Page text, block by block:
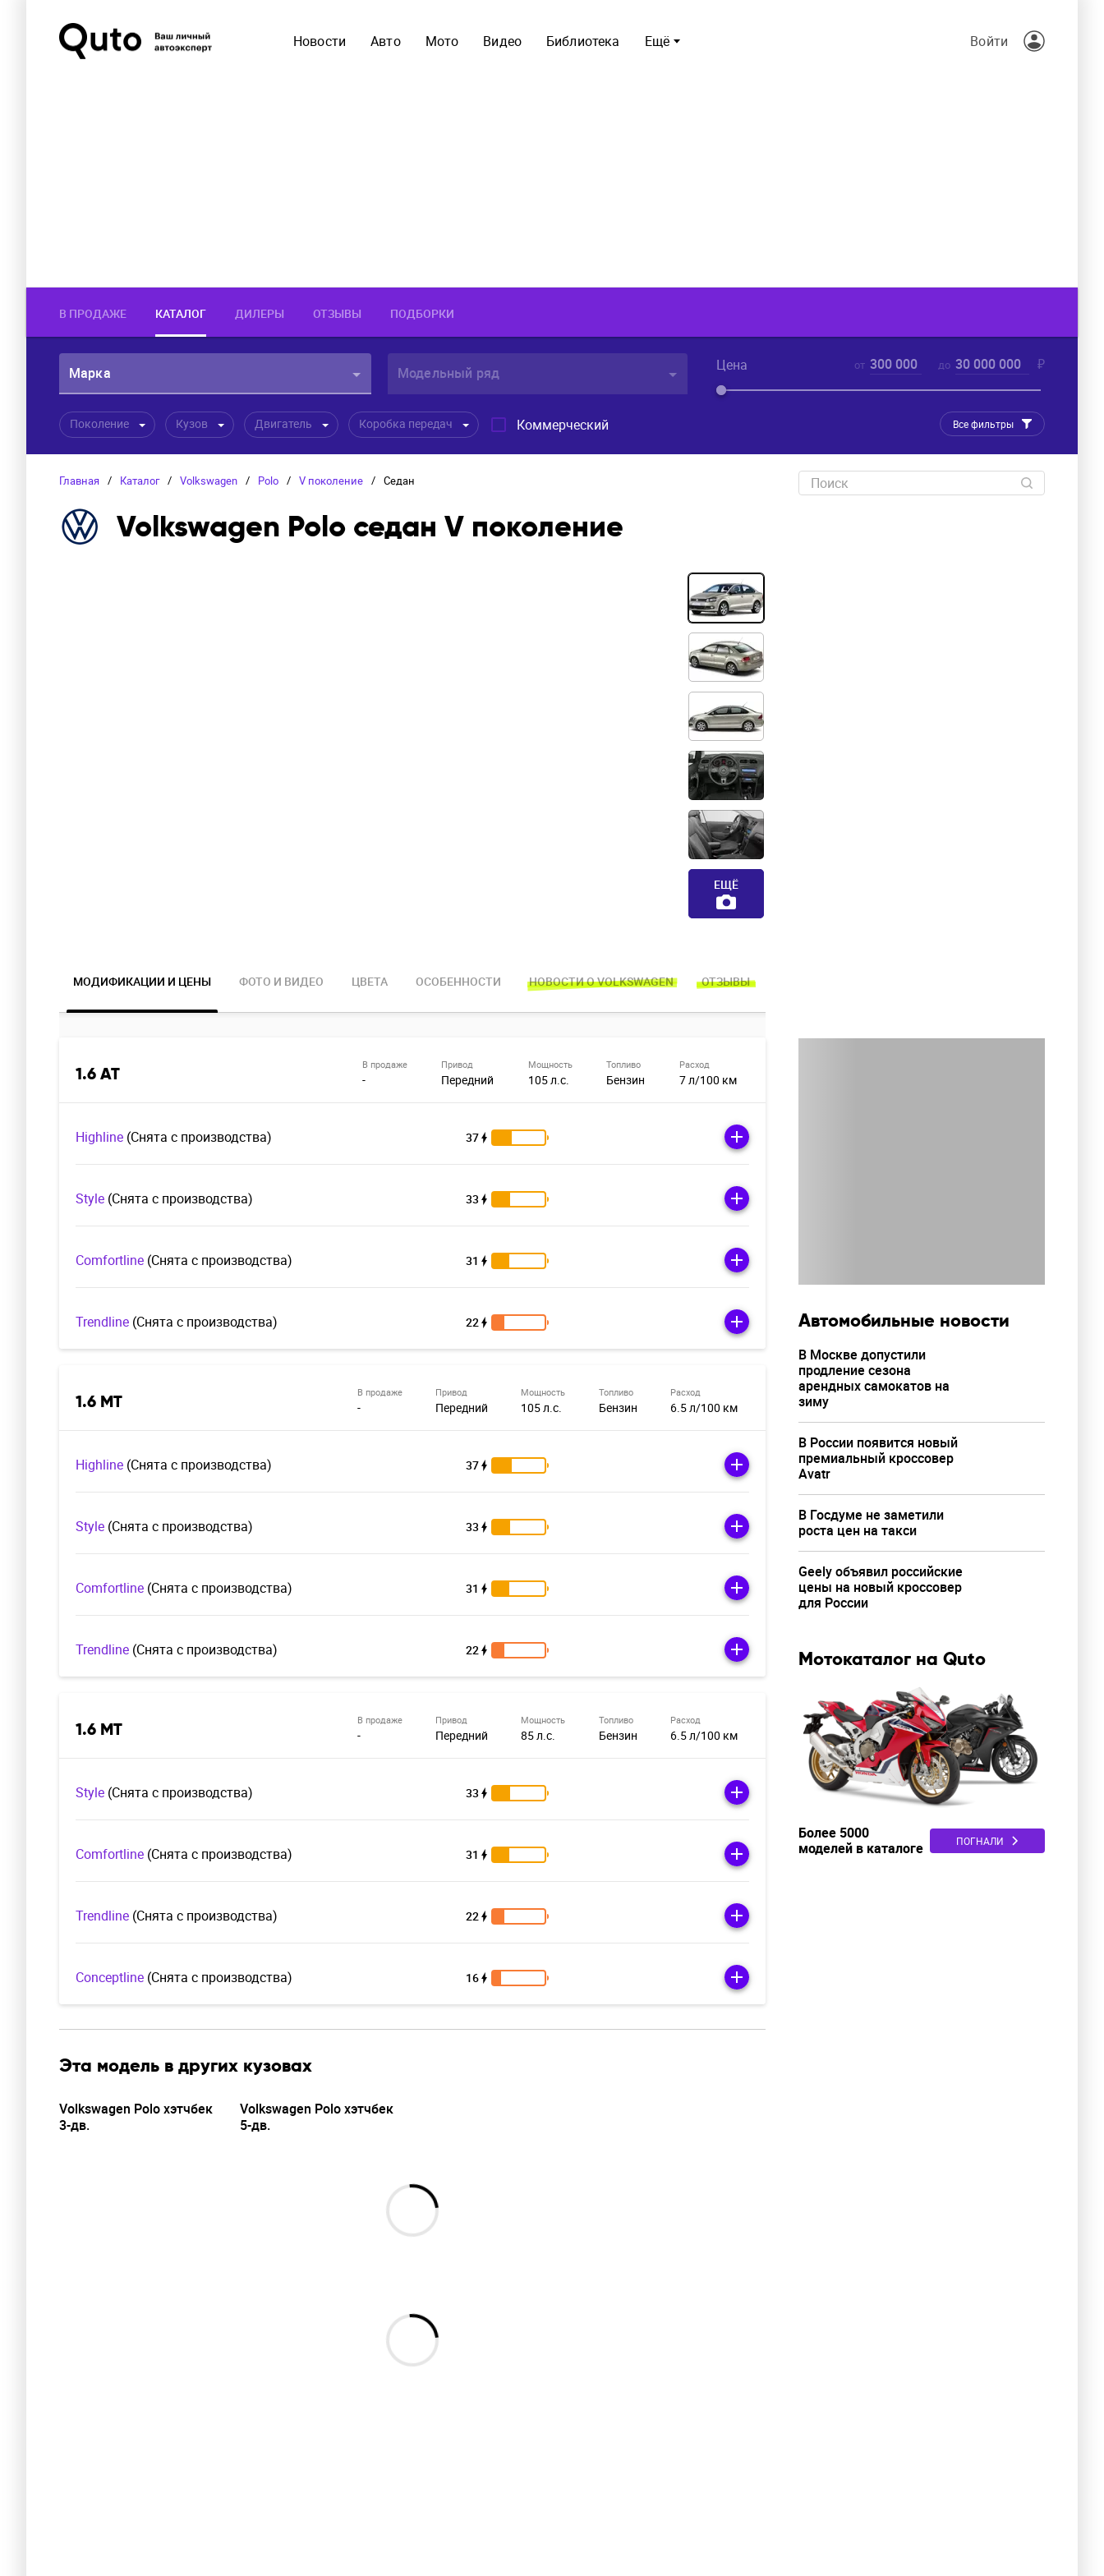
Ещё
Новости Авто Мото Видео Библиотека Войти
В ПРОДАЖЕ КАТАЛОГ ДИЛЕРЫ ОТЗЫВЫ ПОДБОРКИ
Марка Модельный ряд Цена от 300 000 до 30 000 000 ₽
Поколение Кузов Двигатель Коробка передач Коммерческий Все фильтры
Главная / Каталог / Volkswagen / Polo / V поколение / Седан
Volkswagen Polo седан V поколение
ЕЩЁ
МОДИФИКАЦИИ И ЦЕНЫ ФОТО И ВИДЕО ЦВЕТА ОСОБЕННОСТИ НОВОСТИ О VOLKSWAGEN ОТЗЫВЫ
1.6 AT В продаже
-
Привод
Передний
Мощность
105 л.с.
Топливо
Бензин
Расход
7 л/100 км
Highline (Cнята с производства) 37
Style (Cнята с производства) 33
Comfortline (Cнята с производства) 31
Trendline (Cнята с производства) 22
1.6 MT В продаже
-
Привод
Передний
Мощность
105 л.с.
Топливо
Бензин
Расход
6.5 л/100 км
Highline (Cнята с производства) 37
Style (Cнята с производства) 33
Comfortline (Cнята с производства) 31
Trendline (Cнята с производства) 22
1.6 MT В продаже
-
Привод
Передний
Мощность
85 л.с.
Топливо
Бензин
Расход
6.5 л/100 км
Style (Cнята с производства) 33
Comfortline (Cнята с производства) 31
Trendline (Cнята с производства) 22
Conceptline (Cнята с производства) 16
Эта модель в других кузовах
Volkswagen Polo хэтчбек
3-дв.
Volkswagen Polo хэтчбек
5-дв.
Автомобильные новости
В Москве допустили
продление сезона
арендных самокатов на
зиму
В России появится новый
премиальный кроссовер
Avatr
В Госдуме не заметили
роста цен на такси
Geely объявил российские
цены на новый кроссовер
для России
Мотокаталог на Quto
Более 5000
моделей в каталоге
ПОГНАЛИ